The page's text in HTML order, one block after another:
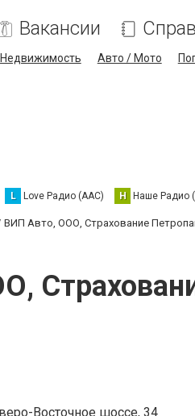
Вакансии
Недвижимость Авто / Мото
L Love Радио (AAC) Н Наше Радио
ВИП Авто, ООО, Страхование
Восточное шоссе, 34